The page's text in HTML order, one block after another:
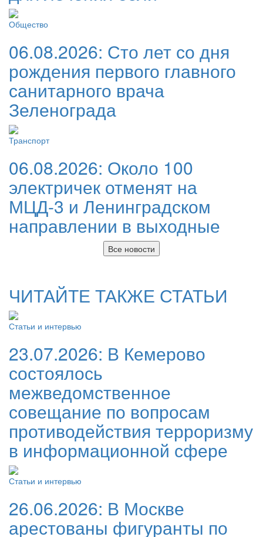
Общество
06.08.2026: Сто лет со дня
рождения первого главного
санитарного врача
Зеленограда
Транспорт
06.08.2026: Около 100
электричек отменят на
МЦД-3 и Ленинградском
направлении в выходные
Все новости
ЧИТАЙТЕ ТАКЖЕ СТАТЬИ
Статьи и интервью
23.07.2026: В Кемерово
состоялось
межведомственное
совещание по вопросам
противодействия терроризму
в информационной сфере
Статьи и интервью
26.06.2026: В Москве
арестованы фигуранты по